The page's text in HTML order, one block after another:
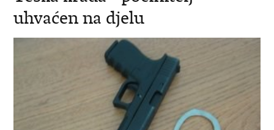
uhvaćen na djelu